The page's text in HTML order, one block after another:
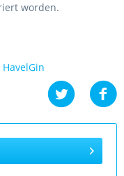
worden.
HavelGin